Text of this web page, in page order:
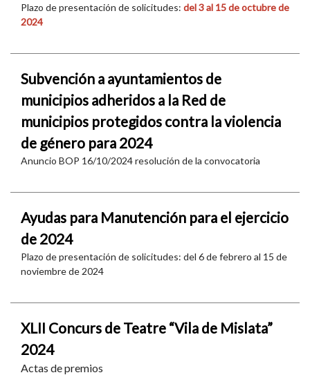
Plazo de presentación de solicitudes: del 3 al 15 de octubre de
2024
Subvención a ayuntamientos de
municipios adheridos a la Red de
municipios protegidos contra la violencia
de género para 2024
Anuncio BOP 16/10/2024 resolución de la convocatoria
Ayudas para Manutención para el ejercicio
de 2024
Plazo de presentación de solicitudes: del 6 de febrero al 15 de
noviembre de 2024
XLII Concurs de Teatre “Vila de Mislata”
2024
Actas de premios